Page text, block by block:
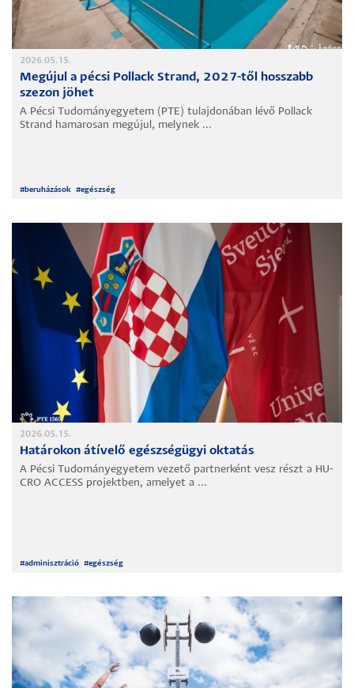
2026.05.15.
Megújul a pécsi Pollack Strand, 2027-től hosszabb
szezon jöhet
A Pécsi Tudományegyetem (PTE) tulajdonában lévő Pollack
Strand hamarosan megújul, melynek ...
#beruházások #egészség
2026.05.15.
Határokon átívelő egészségügyi oktatás
A Pécsi Tudományegyetem vezető partnerként vesz részt a HU-
CRO ACCESS projektben, amelyet a ...
#adminisztráció #egészség